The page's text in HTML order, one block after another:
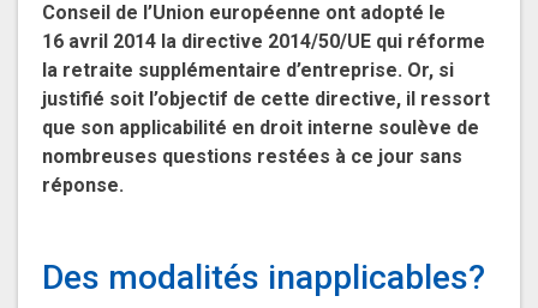
Conseil de l’Union européenne ont adopté le
16 avril 2014 la directive 2014/50/UE qui réforme
la retraite supplémentaire d’entreprise. Or, si
justifié soit l’objectif de cette directive, il ressort
que son applicabilité en droit interne soulève de
nombreuses questions restées à ce jour sans
réponse.
Des modalités inapplicables?